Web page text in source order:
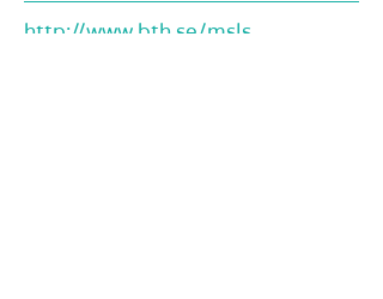
http://www.bth.se/msls